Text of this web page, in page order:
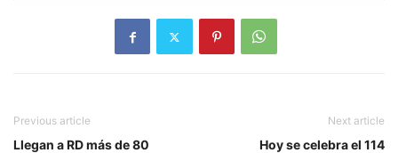
Previous article
Llegan a RD más de 80
Next article
Hoy se celebra el 114